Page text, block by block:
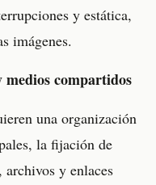
y estática,
imágenes.
medios compartidos
una organización
la fijación de
y enlaces